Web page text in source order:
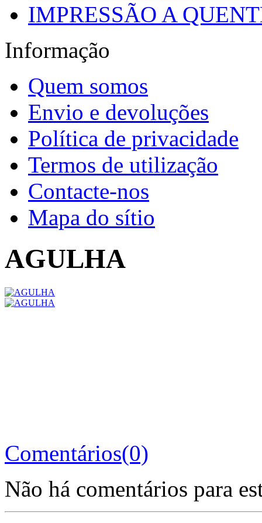
IMPRESSÃO A
Informação
Quem somos
Envio e devoluções
Política de privacidade
Termos de utilização
Contacte-nos
Mapa do sítio
AGULHA
Comentários(0)
Não há comentários para